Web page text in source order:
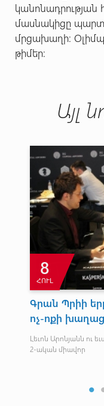
կանոնադրության
մասնակիցը
մրցախաղի:
թիմեր:
Այլ
8
ՀՈՒԼ
Գրան Պրիի
ոչ-ոքի
Լեւոն Արոնյանն ու
2-ական միավոր